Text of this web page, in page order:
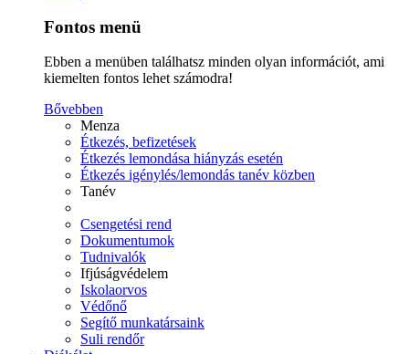
Fontos menü
Ebben a menüben találhatsz minden olyan információt, ami
kiemelten fontos lehet számodra!
Bővebben
Menza
Étkezés, befizetések
Étkezés lemondása hiányzás esetén
Étkezés igénylés/lemondás tanév közben
Tanév
Csengetési rend
Dokumentumok
Tudnivalók
Ifjúságvédelem
Iskolaorvos
Védőnő
Segítő munkatársaink
Suli rendőr